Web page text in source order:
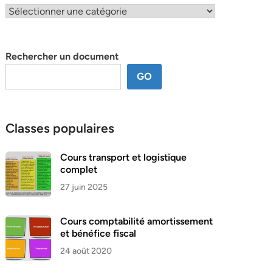
Classification
Rechercher un document
GO
Classes populaires
Cours transport et logistique
complet
27 juin 2025
Cours comptabilité amortissement
et bénéfice fiscal
24 août 2020